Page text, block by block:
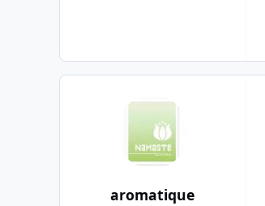
aromatique